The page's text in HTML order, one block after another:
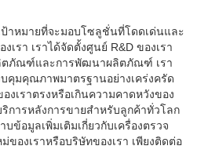
าหมายที่จะมอบโซลูชั่นที่โดดเด่นและ
เรา เราได้จัดตั้งศูนย์ R&D ของเรา
ตภัณฑ์และการพัฒนาผลิตภัณฑ์ เรา
คุมคุณภาพมาตรฐานอย่างเคร่งครัด
เราตรงหรือเกินความคาดหวังของ
การหลังการขายสำหรับลูกค้าทั่วโลก
ข้อมูลเพิ่มเติมเกี่ยวกับเครื่องตรวจ
องเราหรือบริษัทของเรา เพียงติดต่อ